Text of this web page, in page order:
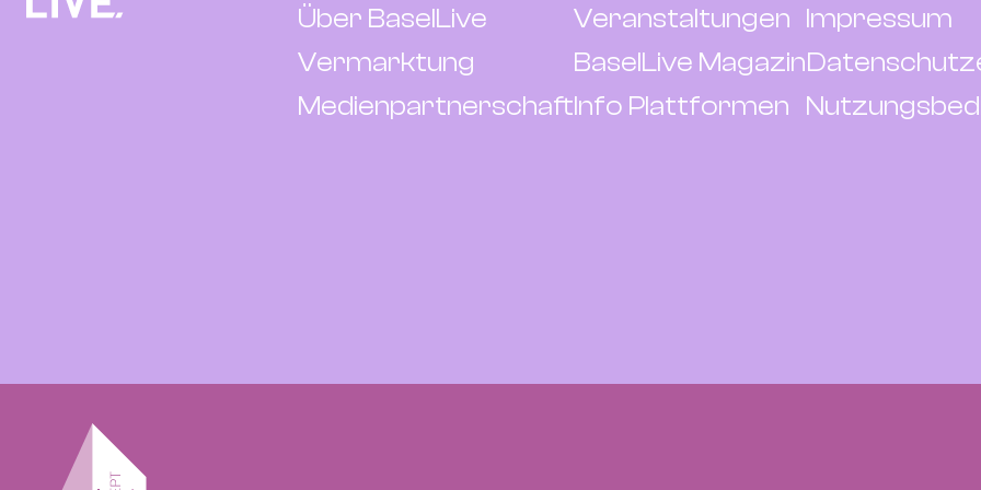
Über BaselLive
Vermarktung
Medienpartnerschaft
Veranstaltungen
BaselLive Magazin
Info Plattformen
Impressum